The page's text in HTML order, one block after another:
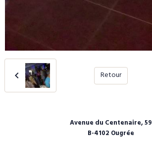
Retour
Avenue du Centenaire, 59
B-4102 Ougrée